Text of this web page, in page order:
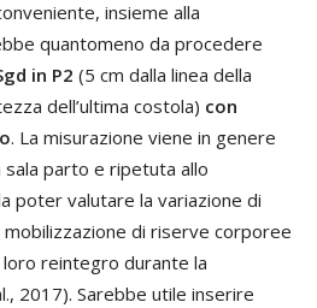
insieme alla
quantomeno da procedere
in P2 (5 cm dalla linea della
dell’ultima costola) con
. La misurazione viene in genere
parto e ripetuta allo
poter valutare la variazione di
mobilizzazione di riserve corporee
reintegro durante la
2017). Sarebbe utile inserire